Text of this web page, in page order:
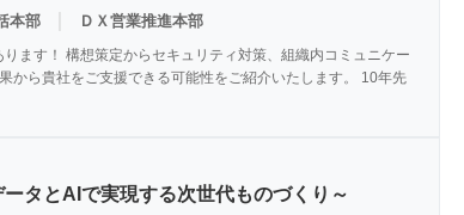
本部 ＤＸ営業推進本部
ます！ 構想策定からセキュリティ対策、組織内コミュニケー
から貴社をご支援できる可能性をご紹介いたします。 10年先
タとAIで実現する次世代ものづくり～